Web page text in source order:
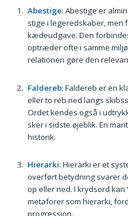
Abestige: Abestige er
stige i legeredskaber, men
kædeudgave. Den
optræder ofte i samme
relationen gøre den
Faldereb: Faldereb er en
eller to reb ned langs
Ordet kendes også i
sker i sidste øjeblik. En
historik.
Hierarki: Hierarki er et
overført betydning svarer
op eller ned. I krydsord
metaforer som hierarki,
progression.